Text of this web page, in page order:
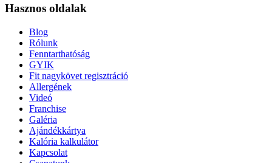
Hasznos oldalak
Blog
Rólunk
Fenntarthatóság
GYIK
Fit nagykövet regisztráció
Allergének
Videó
Franchise
Galéria
Ajándékkártya
Kalória kalkulátor
Kapcsolat